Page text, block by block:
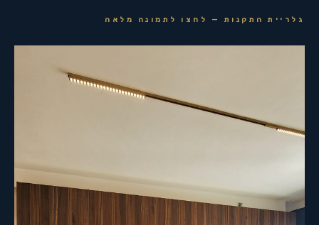
גלריית התקנות — לחצו לתמונה מלאה